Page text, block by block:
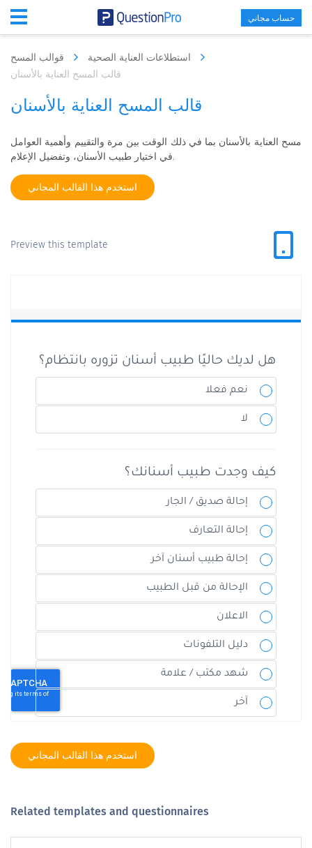
حساب مجاني
قالب المسح العناية بالأسنان
قالب المسح العناية بالأسنان
مسح العناية بالأسنان بما في ذلك الوقت بين مرة والتقييم وأهمية العوامل
في اختيار طبيب الأسنان، وتفضيل الإعلام.
استخدم هذا القالب المجاني
Preview this template
استخدم هذا القالب المجاني
Related templates and questionnaires